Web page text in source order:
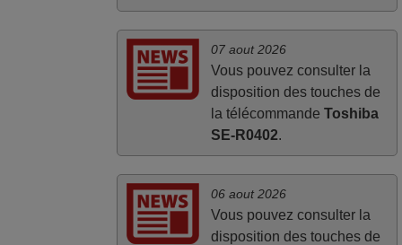
07 aout 2026
Vous pouvez consulter la
disposition des touches de
la télécommande Toshiba
SE-R0402.
06 aout 2026
Vous pouvez consulter la
disposition des touches de